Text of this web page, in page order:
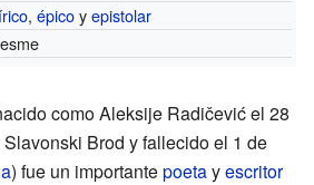
,épicoyepistolar
como Aleksije Radičević el 28
Brod y fallecido el 1 de
) fue un importantepoetayescritor